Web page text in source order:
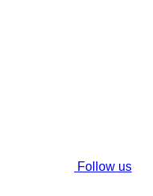
Follow us